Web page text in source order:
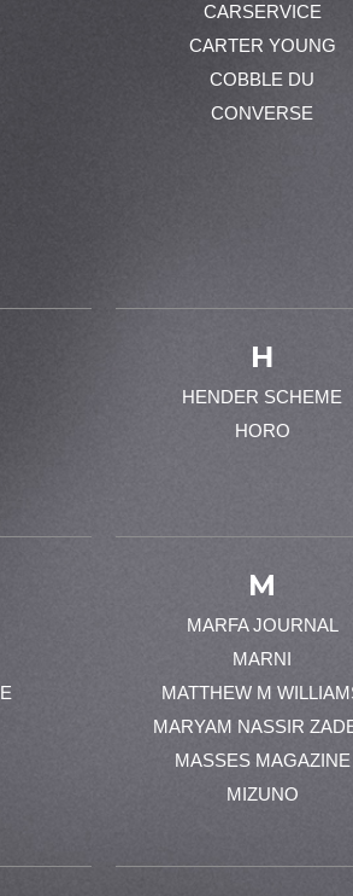
CARSERVICE
CARTER YOUNG
COBBLE DU
CONVERSE
H
HENDER SCHEME
HORO
M
MARFA JOURNAL
MARNI
MATTHEW M
MARYAM NASSIR
MASSES MAGAZINE
MIZUNO